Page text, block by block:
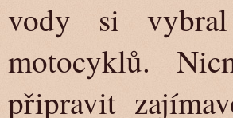
vody si vybral
motocyklů.
připravit